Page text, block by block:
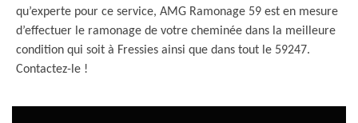
qu’experte pour ce service, AMG Ramonage 59 est en mesure
d’effectuer le ramonage de votre cheminée dans la meilleure
condition qui soit à Fressies ainsi que dans tout le 59247.
Contactez-le !